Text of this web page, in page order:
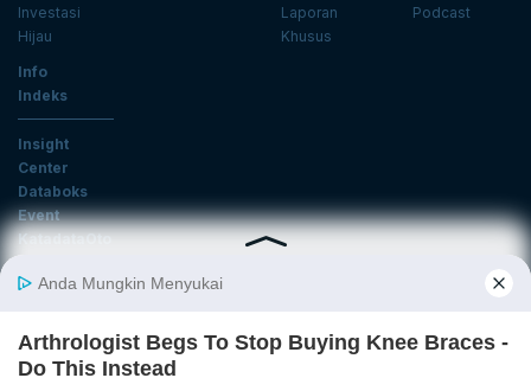
Investasi
Hijau
Laporan
Khusus
Podcast
Info
Indeks
Insight
Center
Databoks
Event
KatadataOto
Email
Daftar